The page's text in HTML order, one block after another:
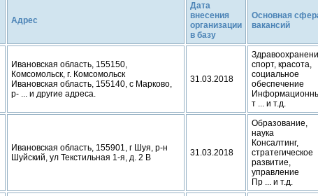
Адрес
Дата
внесения
организации
в базу
Основная
вакансий
Ивановская область, 155150,
Комсомольск, г. Комсомольск
Ивановская область, 155140, с Марково,
р- ... и другие адреса.
31.03.2018
спорт, красота,
социальное
обеспечение
т ... и т.д.
Ивановская область, 155901, г Шуя, р-н
Шуйский, ул Текстильная 1-я, д. 2 В
31.03.2018
Образование,
наука
Консалтинг,
стратегическое
развитие,
управление
Пр ... и т.д.